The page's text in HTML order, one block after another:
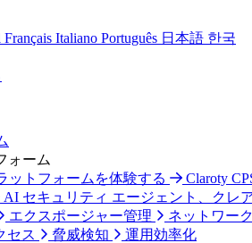
Français Italiano Português 日本語 한국
ォーム
ットフォームを体験する
Claroty
AI セキュリティ エージェント、クレ
エクスポージャー管理
ネットワー
セス
脅威検知
運用効率化